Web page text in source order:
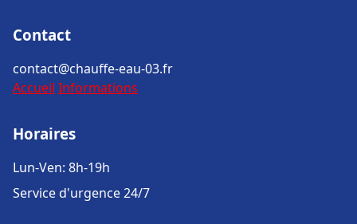
Contact
contact@chauffe-eau-03.fr
Accueil Informations
Horaires
Lun-Ven: 8h-19h
Service d'urgence 24/7